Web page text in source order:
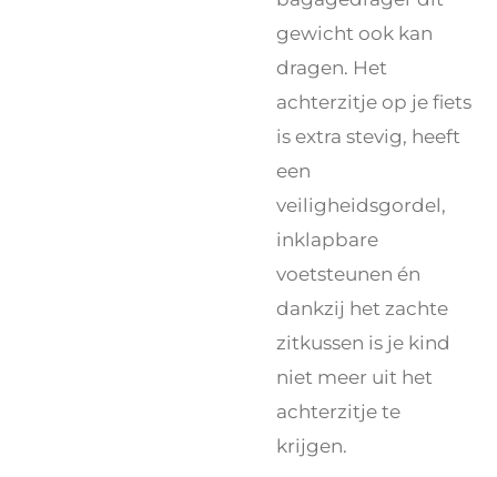
gewicht ook kan
dragen. Het
achterzitje op je fiets
is extra stevig, heeft
een
veiligheidsgordel,
inklapbare
voetsteunen én
dankzij het zachte
zitkussen is je kind
niet meer uit het
achterzitje te
krijgen.